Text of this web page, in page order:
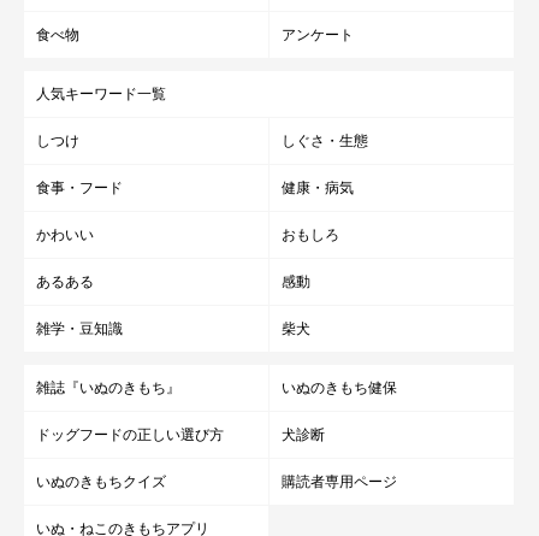
「きつね顔」が好きな理由とは？
食べ物 アンケート
人気キーワード一覧
しつけ しぐさ・生態
食事・フード 健康・病気
かわいい おもしろ
あるある 感動
雑学・豆知識 柴犬
雑誌『いぬのきもち』 いぬのきもち健保
ドッグフードの正しい選び方 犬診断
いぬのきもちクイズ 購読者専用ページ
いぬ・ねこのきもちアプリ